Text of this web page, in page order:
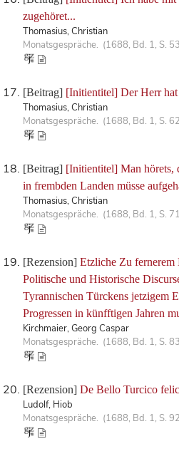
zugehöret...
Thomasius, Christian
Monatsgespräche. (1688, Bd. 1, S.
[Beitrag] [Initientitel] Der Herr
Thomasius, Christian
Monatsgespräche. (1688, Bd. 1, S.
[Beitrag] [Initientitel] Man hörets,
in frembden Landen müsse
Thomasius, Christian
Monatsgespräche. (1688, Bd. 1, S.
[Rezension] Etzliche Zu fernerem
Politische und Historische
Tyrannischen Türckens jetzigem
Progressen in künfftigen Jahren
Kirchmaier, Georg Caspar
Monatsgespräche. (1688, Bd. 1, S.
[Rezension] De Bello Turcico
Ludolf, Hiob
Monatsgespräche. (1688, Bd. 1, S.